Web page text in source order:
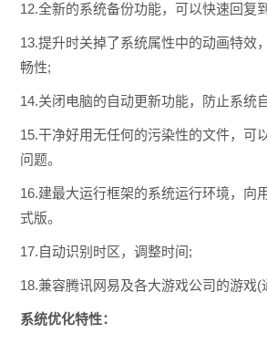
12.全新的系统备份功能，可以快速回复
13.提升时关掉了系统属性中的动画特效
畅性;
14.关闭电脑的自动更新功能，防止系统
15.干净好用无任何的污染性的文件，可
问题。
16.建最大运行框架的系统运行环境，向
式版。
17.自动识别时区，调整时间;
18.兼容腾讯网易及各大游戏公司的游戏(
系统优化特性：